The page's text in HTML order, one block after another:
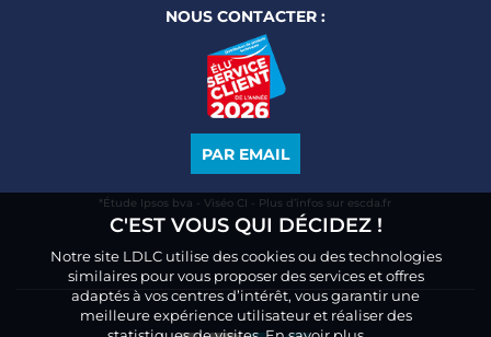
NOUS CONTACTER :
PAR EMAIL
*Étude Ipsos bva - Viséo CI - Plus d’infos sur escda.fr
C'EST VOUS QUI DÉCIDEZ !
Notre site LDLC utilise des cookies ou des technologies
similaires pour vous proposer des services et offres
adaptés à vos centres d’intérêt, vous garantir une
meilleure expérience utilisateur et réaliser des